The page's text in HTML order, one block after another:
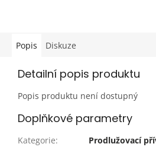
Popis Diskuze
Detailní popis produktu
Popis produktu není dostupný
Doplňkové parametry
Kategorie:
Prodlužovací